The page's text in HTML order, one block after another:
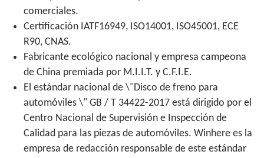
comerciales.
Certificación IATF16949, ISO14001, ISO45001, ECE
R90, CNAS.
Fabricante ecológico nacional y empresa campeona
de China premiada por M.I.I.T. y C.F.I.E.
El estándar nacional de \"Disco de freno para
automóviles \" GB / T 34422-2017 está dirigido por el
Centro Nacional de Supervisión e Inspección de
Calidad para las piezas de automóviles. Winhere es la
empresa de redacción responsable de este estándar